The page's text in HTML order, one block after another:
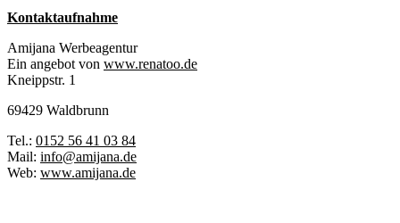
Kontaktaufnahme
Amijana Werbeagentur
Ein angebot von www.renatoo.de
Kneippstr. 1
69429 Waldbrunn
Tel.: 0152 56 41 03 84
Mail: info@amijana.de
Web: www.amijana.de